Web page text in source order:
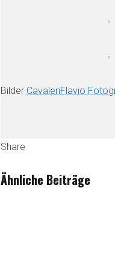
Bilder CavaleriFlavio
Share
Ähnliche Beiträge